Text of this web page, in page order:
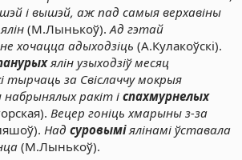
і вышэй, аж пад самыя верхавіны
(М.Лынькоў). Ад гэтай
хочацца адыходзіць (А.Кулакоўскі).
ялін узыходзіў месяц
тырчаць за Свіслаччу мокрыя
ракіт і спахмурнелых
Вецер гоніць хмарыны з-за
Над суровыміялінамі ўставала
(М.Лынькоў).